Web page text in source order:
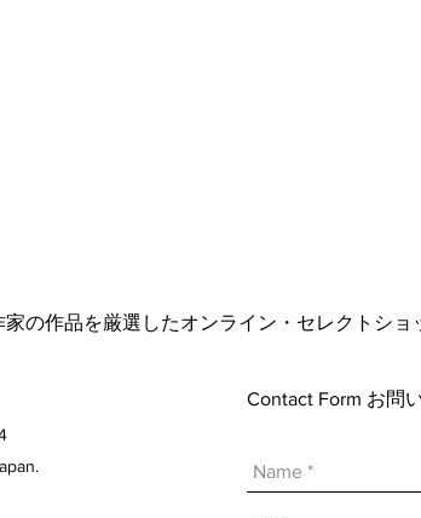
の作品を厳選したオンライン・セレクトショ
Contact Form お問